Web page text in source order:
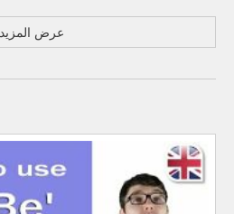
عرض المزيد